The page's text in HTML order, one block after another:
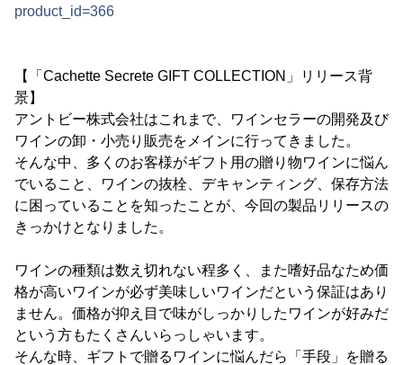
product_id=366
【「Cachette Secrete GIFT COLLECTION」リリース背
景】
アントビー株式会社はこれまで、ワインセラーの開発及び
ワインの卸・小売り販売をメインに行ってきました。
そんな中、多くのお客様がギフト用の贈り物ワインに悩ん
でいること、ワインの抜栓、デキャンティング、保存方法
に困っていることを知ったことが、今回の製品リリースの
きっかけとなりました。
ワインの種類は数え切れない程多く、また嗜好品なため価
格が高いワインが必ず美味しいワインだという保証はあり
ません。価格が抑え目で味がしっかりしたワインが好みだ
という方もたくさんいらっしゃいます。
そんな時、ギフトで贈るワインに悩んだら「手段」を贈る